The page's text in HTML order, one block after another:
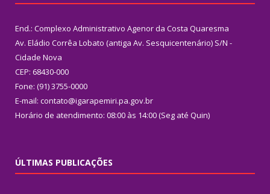
End.: Complexo Administrativo Agenor da Costa Quaresma
Av. Eládio Corrêa Lobato (antiga Av. Sesquicentenário) S/N -
Cidade Nova
CEP: 68430-000
Fone: (91) 3755-0000
E-mail: contato@igarapemiri.pa.gov.br
Horário de atendimento: 08:00 às 14:00 (Seg até Quin)
ÚLTIMAS PUBLICAÇÕES